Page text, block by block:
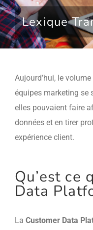
Lexique
Aujourd’hui, le
équipes marketing se
elles pouvaient faire
données et en tirer
expérience client.
Qu’est ce
Data
La Customer Data